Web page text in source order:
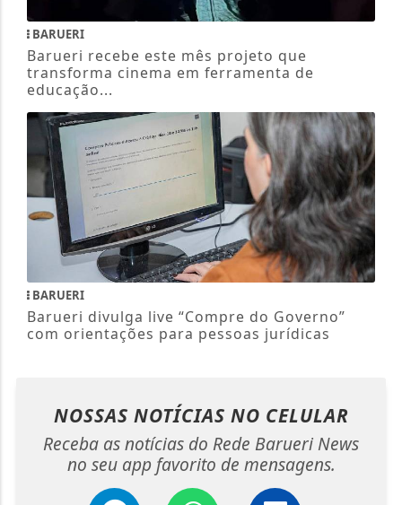
BARUERI
Barueri recebe este mês projeto que
transforma cinema em ferramenta de
educação...
BARUERI
Barueri divulga live “Compre do Governo”
com orientações para pessoas jurídicas
NOSSAS NOTÍCIAS NO CELULAR
Receba as notícias do Rede Barueri News
no seu app favorito de mensagens.